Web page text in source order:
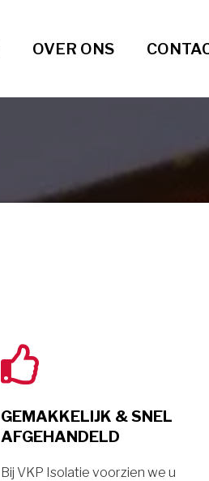
OVER ONS
GEMAKKELIJK & SNEL
AFGEHANDELD
Bij VKP Isolatie voorzien we u